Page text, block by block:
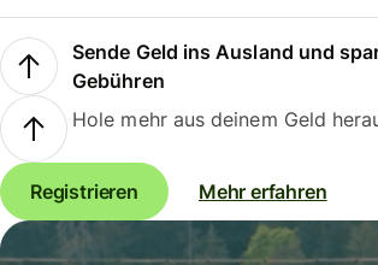
Sende Geld ins Ausland und
Gebühren
Hole mehr aus deinem Geld
Registrieren Mehr erfahren